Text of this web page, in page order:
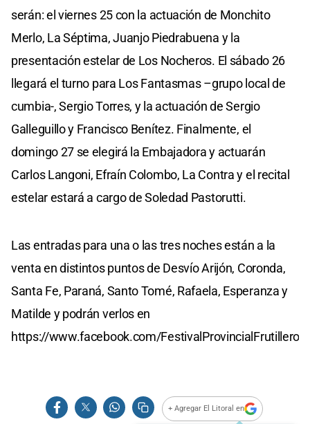
serán: el viernes 25 con la actuación de Monchito
Merlo, La Séptima, Juanjo Piedrabuena y la
presentación estelar de Los Nocheros. El sábado 26
llegará el turno para Los Fantasmas –grupo local de
cumbia-, Sergio Torres, y la actuación de Sergio
Galleguillo y Francisco Benítez. Finalmente, el
domingo 27 se elegirá la Embajadora y actuarán
Carlos Langoni, Efraín Colombo, La Contra y el recital
estelar estará a cargo de Soledad Pastorutti.
Las entradas para una o las tres noches están a la
venta en distintos puntos de Desvío Arijón, Coronda,
Santa Fe, Paraná, Santo Tomé, Rafaela, Esperanza y
Matilde y podrán verlos en
https://www.facebook.com/FestivalProvincialFrutillero.
+ Agregar El Litoral en